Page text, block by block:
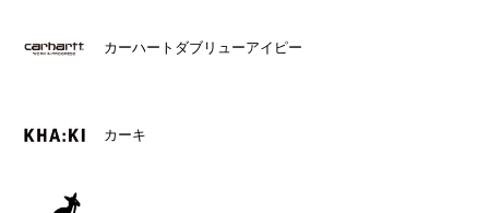
カーハートダブリューアイピー
カーキ